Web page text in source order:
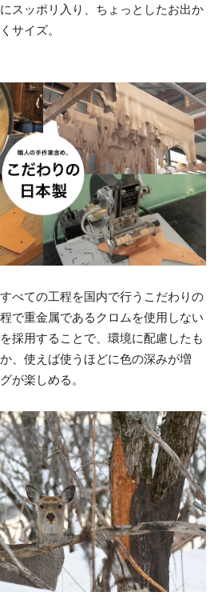
スッポリ入り、ちょっとしたお出か
サイズ。
べての工程を国内で行うこだわりの
で重金属であるクロムを使用しない
採用することで、環境に配慮したも
、使えば使うほどに色の深みが増
が楽しめる。